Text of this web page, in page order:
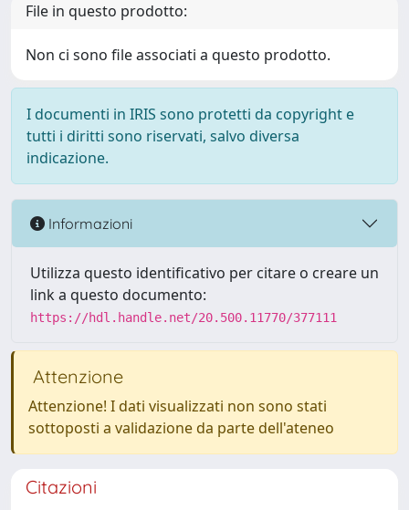
File in questo prodotto:
Non ci sono file associati a questo prodotto.
I documenti in IRIS sono protetti da copyright e
tutti i diritti sono riservati, salvo diversa
indicazione.
Informazioni
Utilizza questo identificativo per citare o creare un
link a questo documento:
https://hdl.handle.net/20.500.11770/377111
Attenzione
Attenzione! I dati visualizzati non sono stati
sottoposti a validazione da parte dell'ateneo
Citazioni